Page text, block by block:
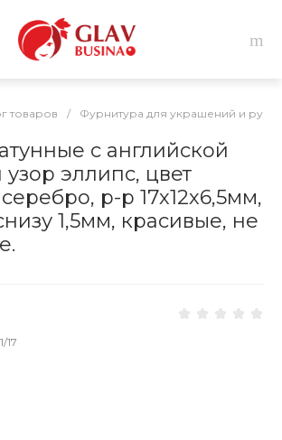
товаров / Фурнитура для украшений и
с английской
узор эллипс, цвет
р-р 17х12х6,5мм,
1,5мм, красивые, не
17